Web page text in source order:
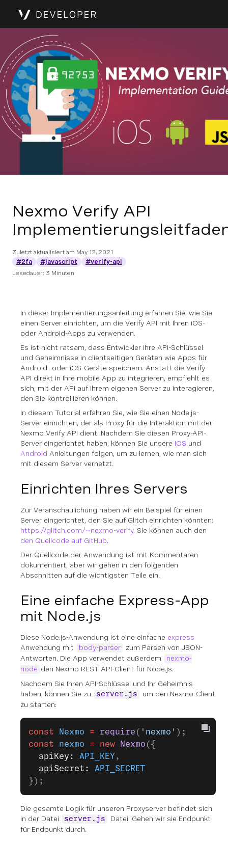
Nexmo Verify API
Zuletzt aktualisiert am May 12, 2021
#2fa
#javascript
#verify-api
Lesedauer: 3 Minuten
In dieser Implementierungsanleitung erfahren Sie, wie Sie
einen Server einrichten, um die Verify API mit Ihren iOS-
oder Android-Apps zu verwenden.
Es ist nicht ratsam, dass Entwickler ihre API-Schlüssel
und Geheimnisse in clientseitigen Geräten wie Apps für
Android- oder iOS-Geräte speichern. Anstatt die Verify
API direkt in Ihre mobile App zu integrieren, empfiehlt es
sich, mit der API auf Ihrem eigenen Server zu interagieren,
den Sie kontrollieren können.
In diesem Tutorial erfahren Sie, wie Sie einen Node.js-
Server einrichten, der als Proxy für die Interaktion mit der
Nexmo Verify API dient. Nachdem Sie diesen Proxy-API-
Server eingerichtet haben, können Sie unsere iOS und
Android Anleitungen folgen, um zu lernen, wie man sich
mit diesem Server vernetzt.
Einrichten Ihres Servers
Zur Veranschaulichung haben wir ein Beispiel für einen
Server eingerichtet, den Sie auf Glitch einrichten könnten:
https://glitch.com/~nexmo-verify. Sie können auch den
den Quellcode auf GitHub.
Der Quellcode der Anwendung ist mit Kommentaren
dokumentiert, aber wir gehen in den folgenden
Abschnitten auf die wichtigsten Teile ein.
Eine einfache Express-App
mit Node.js
Diese Node.js-Anwendung ist eine einfache express
Anwendung mit
body-parser
zum Parsen von JSON-
Antworten. Die App verwendet außerdem
nexmo-
node den Nexmo REST API-Client für Node.js.
Nachdem Sie Ihren API-Schlüssel und Ihr Geheimnis
haben, können Sie zu
server.js
um den Nexmo-Client
zu starten:
const Nexmo = require ( 'nexmo' );
const nexmo = new Nexmo ({
  apiKey:
API_KEY ,
  apiSecret:
API_SECRET
});
Die gesamte Logik für unseren Proxyserver befindet sich
in der Datei
server.js
Datei. Gehen wir sie Endpunkt
für Endpunkt durch.